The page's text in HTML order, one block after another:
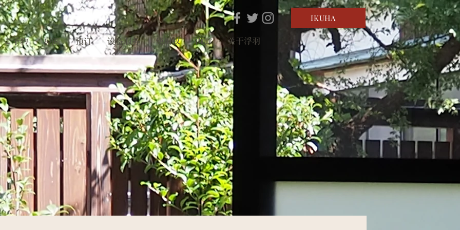
IKUHA
ご予約 房间 预订 设备服务 使用权 画廊 关于浮羽